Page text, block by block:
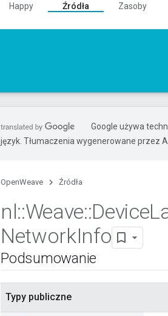
Happy Źródła
Zasoby
Google używa
język. Tłumaczenia wygenerowane przez
OpenWeave Źródła
nl::Weave::Device
NetworkInfo
Podsumowanie
Typy publiczne